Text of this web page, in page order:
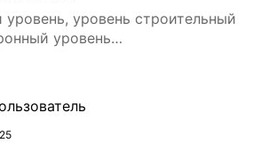
уровень строительный
уровень
нивелир лазерный 4d 16